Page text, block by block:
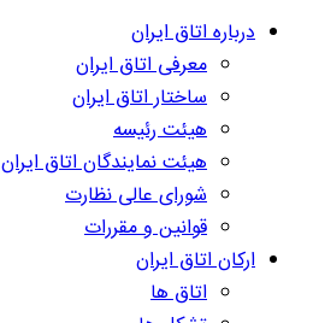
درباره اتاق ایران
معرفی اتاق ایران
ساختار اتاق ایران
هیئت رئیسه
هیئت نمایندگان اتاق ایران
شورای عالی نظارت
قوانین و مقررات
ارکان اتاق ایران
اتاق ها